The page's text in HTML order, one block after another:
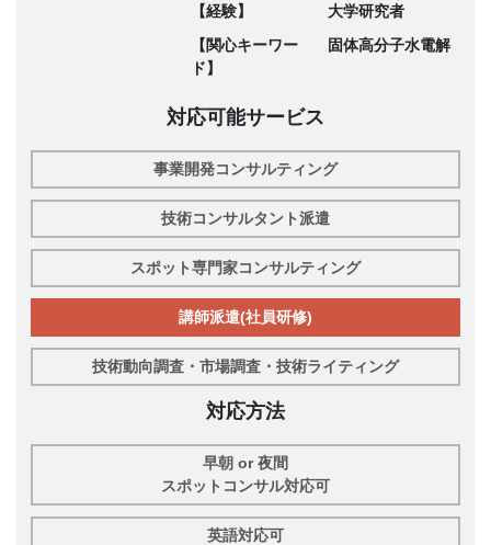
【経験】
大学研究者
【関心キーワー
ド】
固体高分子水電解
対応可能サービス
事業開発コンサルティング
技術コンサルタント派遣
スポット専門家コンサルティング
講師派遣(社員研修)
技術動向調査・市場調査・技術ライティング
対応方法
早朝 or 夜間
スポットコンサル対応可
英語対応可